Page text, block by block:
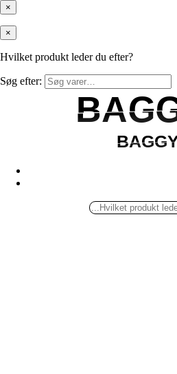
×
×
Hvilket produkt leder du efter?
Søg efter: